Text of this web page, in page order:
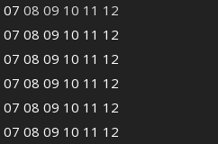
07 08 09 10 11 12
07 08 09 10 11 12
07 08 09 10 11 12
07 08 09 10 11 12
07 08 09 10 11 12
07 08 09 10 11 12